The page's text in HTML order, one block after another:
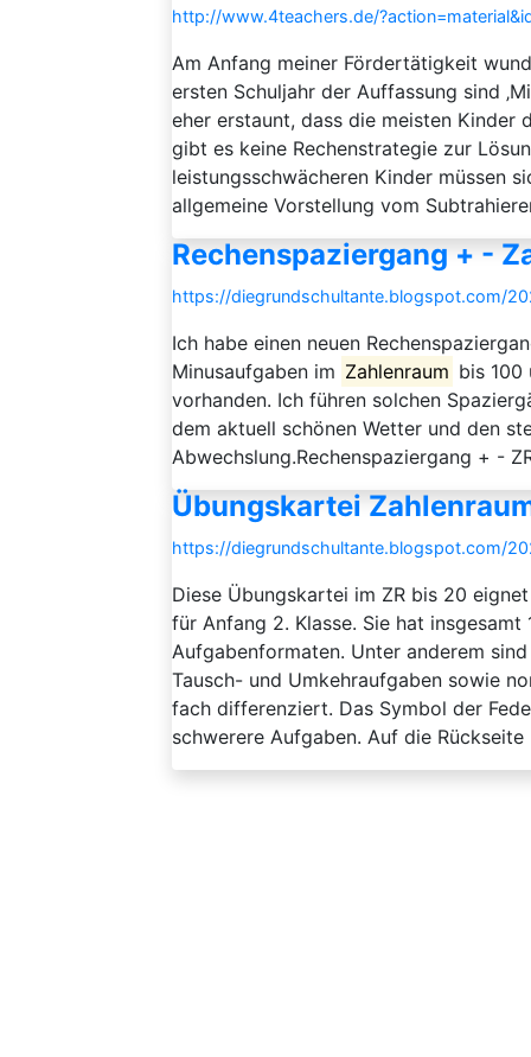
http://www.4teachers.de/
Am Anfang meiner Fördertätigkeit
ersten Schuljahr der Auffassung sind
eher erstaunt, dass die meisten Kinder
gibt es keine Rechenstrategie zur
leistungsschwächeren Kinder müssen
allgemeine Vorstellung vom
Rechenspaziergang + -
https://diegrundschultante.blogspot.com/
Ich habe einen neuen
Minusaufgaben im Zahlenraum bis 100
vorhanden. Ich führen solchen
dem aktuell schönen Wetter und den
Abwechslung.Rechenspaziergang + -
Übungskartei
https://diegrundschultante.blogspot.com/
Diese Übungskartei im ZR bis 20
für Anfang 2. Klasse. Sie hat
Aufgabenformaten. Unter anderem
Tausch- und Umkehraufgaben sowie
fach differenziert. Das Symbol der
schwerere Aufgaben. Auf die